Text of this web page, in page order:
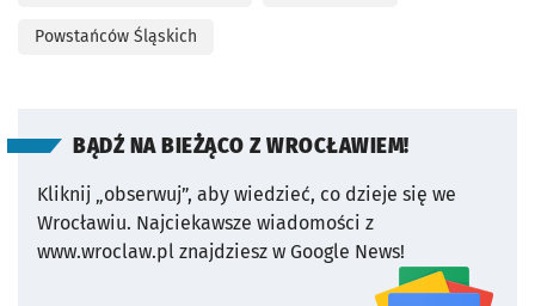
Powstańców Śląskich
BĄDŹ NA BIEŻĄCO Z WROCŁAWIEM!
Kliknij „obserwuj”, aby wiedzieć, co dzieje się we
Wrocławiu. Najciekawsze wiadomości z
www.wroclaw.pl znajdziesz w Google News!